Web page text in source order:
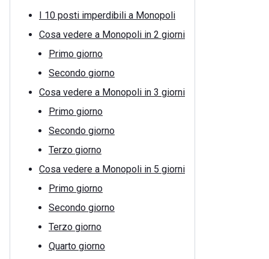
I 10 posti imperdibili a Monopoli
Cosa vedere a Monopoli in 2 giorni
Primo giorno
Secondo giorno
Cosa vedere a Monopoli in 3 giorni
Primo giorno
Secondo giorno
Terzo giorno
Cosa vedere a Monopoli in 5 giorni
Primo giorno
Secondo giorno
Terzo giorno
Quarto giorno